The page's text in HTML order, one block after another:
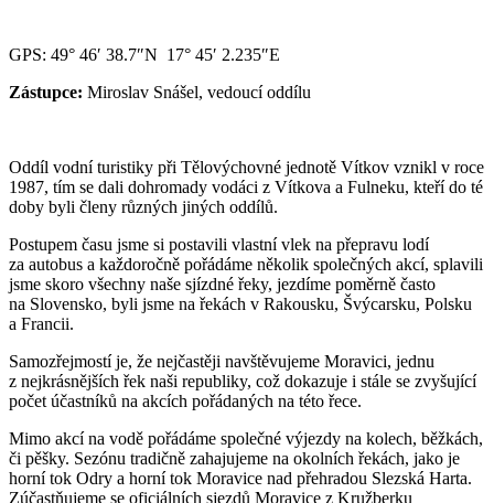
GPS: 49° 46′ 38.7″N 17° 45′ 2.235″E
Zástupce: Miroslav Snášel, vedoucí oddílu
Oddíl vodní turistiky při Tělovýchovné jednotě Vítkov vznikl v roce
1987, tím se dali dohromady vodáci z Vítkova a Fulneku, kteří do té
doby byli členy různých jiných oddílů.
Postupem času jsme si postavili vlastní vlek na přepravu lodí
za autobus a každoročně pořádáme několik společných akcí, splavili
jsme skoro všechny naše sjízdné řeky, jezdíme poměrně často
na Slovensko, byli jsme na řekách v Rakousku, Švýcarsku, Polsku
a Francii.
Samozřejmostí je, že nejčastěji navštěvujeme Moravici, jednu
z nejkrásnějších řek naši republiky, což dokazuje i stále se zvyšující
počet účastníků na akcích pořádaných na této řece.
Mimo akcí na vodě pořádáme společné výjezdy na kolech, běžkách,
či pěšky. Sezónu tradičně zahajujeme na okolních řekách, jako je
horní tok Odry a horní tok Moravice nad přehradou Slezská Harta.
Zúčastňujeme se oficiálních sjezdů Moravice z Kružberku